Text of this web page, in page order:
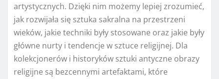
artystycznych. Dzięki nim możemy lepiej zrozumieć,
jak rozwijała się sztuka sakralna na przestrzeni
wieków, jakie techniki były stosowane oraz jakie były
główne nurty i tendencje w sztuce religijnej. Dla
kolekcjonerów i historyków sztuki antyczne obrazy
religijne są bezcennymi artefaktami, które